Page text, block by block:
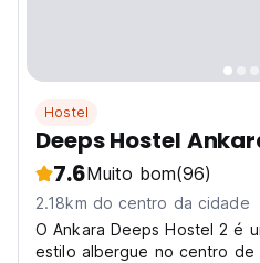
Hostel
Deeps Hostel
7.6Muito bom(96)
2.18km do centro da cidade
O Ankara Deeps Hostel 2 é
estilo albergue no centro de